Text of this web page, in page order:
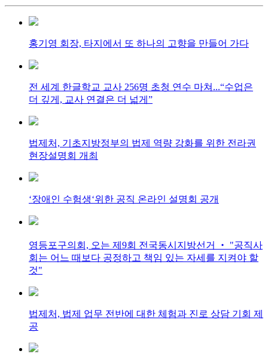
홍기영 회장, 타지에서 또 하나의 고향을 만들어 가다
전 세계 한글학교 교사 256명 초청 연수 마쳐...“수업은
더 깊게, 교사 연결은 더 넓게”
법제처, 기초지방정부의 법제 역량 강화를 위한 전라권
현장설명회 개최
‘장애인 수험생‘위한 공직 온라인 설명회 공개
영등포구의회, 오는 제9회 전국동시지방선거 ‧ "공직사
회는 어느 때보다 공정하고 책임 있는 자세를 지켜야 할
것"
법제처, 법제 업무 전반에 대한 체험과 진로 상담 기회 제
공